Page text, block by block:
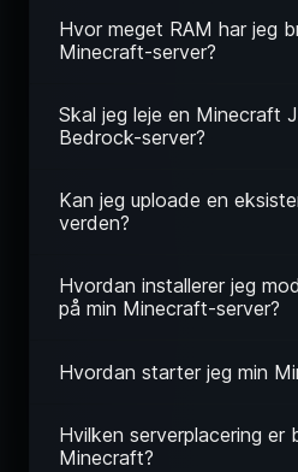
Hvor meget RAM har jeg
Minecraft-server?
Skal jeg leje en Minecraft
Bedrock-server?
Kan jeg uploade en
verden?
Hvordan installerer jeg
på min Minecraft-server?
Hvordan starter jeg min
Hvilken serverplacering er
Minecraft?